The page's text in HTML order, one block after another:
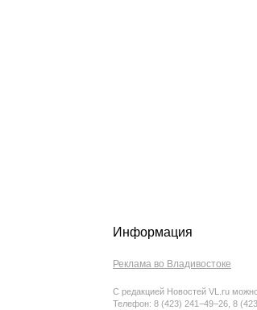
Информация
Реклама во Владивостоке
С редакцией Новостей VL.ru
Телефон: 8 (423) 241−49−26, 8